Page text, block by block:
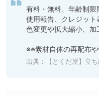
有料・無料、年齢制限
使用報告、クレジット
色変更や拡大縮小、加
※※素材自体の再配布
出典： 【とくだ屋】立